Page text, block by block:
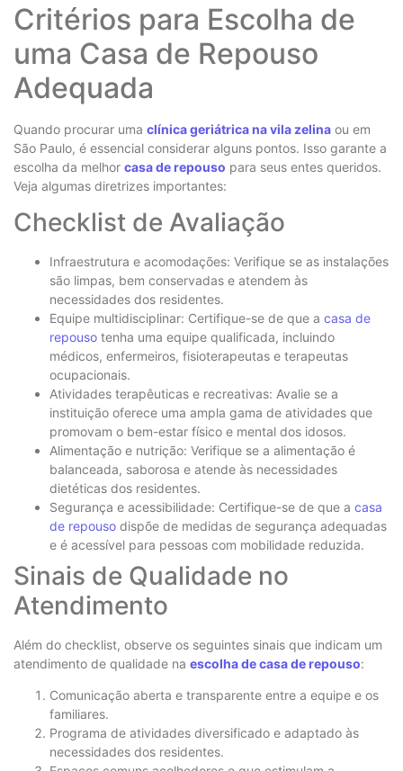
Critérios para Escolha de
uma Casa de Repouso
Adequada
Quando procurar uma clínica geriátrica na vila zelina ou em
São Paulo, é essencial considerar alguns pontos. Isso garante a
escolha da melhor casa de repouso para seus entes queridos.
Veja algumas diretrizes importantes:
Checklist de Avaliação
Infraestrutura e acomodações: Verifique se as instalações
são limpas, bem conservadas e atendem às
necessidades dos residentes.
Equipe multidisciplinar: Certifique-se de que a casa de
repouso tenha uma equipe qualificada, incluindo
médicos, enfermeiros, fisioterapeutas e terapeutas
ocupacionais.
Atividades terapêuticas e recreativas: Avalie se a
instituição oferece uma ampla gama de atividades que
promovam o bem-estar físico e mental dos idosos.
Alimentação e nutrição: Verifique se a alimentação é
balanceada, saborosa e atende às necessidades
dietéticas dos residentes.
Segurança e acessibilidade: Certifique-se de que a casa
de repouso dispõe de medidas de segurança adequadas
e é acessível para pessoas com mobilidade reduzida.
Sinais de Qualidade no
Atendimento
Além do checklist, observe os seguintes sinais que indicam um
atendimento de qualidade na escolha de casa de repouso:
Comunicação aberta e transparente entre a equipe e os
familiares.
Programa de atividades diversificado e adaptado às
necessidades dos residentes.